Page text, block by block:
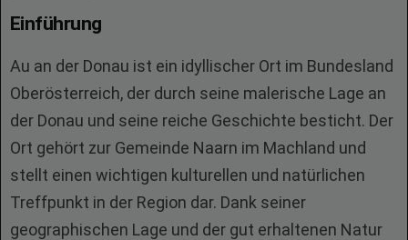
Einführung
Au an der Donau ist ein idyllischer Ort im Bundesland
Oberösterreich, der durch seine malerische Lage an
der Donau und seine reiche Geschichte besticht. Der
Ort gehört zur Gemeinde Naarn im Machland und
stellt einen wichtigen kulturellen und natürlichen
Treffpunkt in der Region dar. Dank seiner
geographischen Lage und der gut erhaltenen Natur